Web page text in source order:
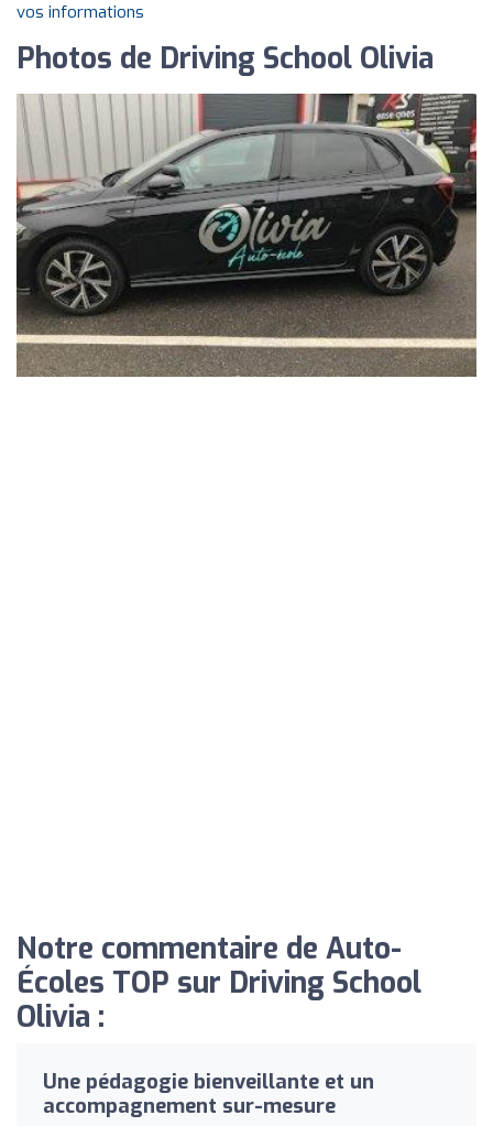
vos informations
Photos de Driving School Olivia
Notre commentaire de Auto-
Écoles TOP sur Driving School
Olivia :
Une pédagogie bienveillante et un
accompagnement sur-mesure